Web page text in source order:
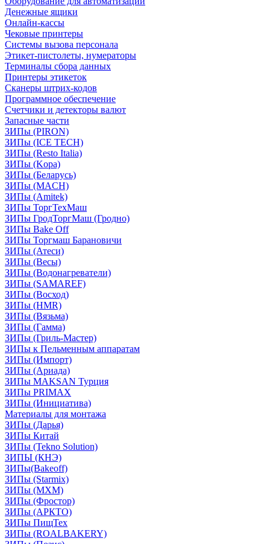
Денежные ящики
Онлайн-кассы
Чековые принтеры
Системы вызова персонала
Этикет-пистолеты, нумераторы
Терминалы сбора данных
Принтеры этикеток
Сканеры штрих-кодов
Программное обеспечение
Счетчики и детекторы валют
Запасные части
ЗИПы (PIRON)
ЗИПы (ICE TECH)
ЗИПы (Resto Italia)
ЗИПы (Kopa)
ЗИПы (Беларусь)
ЗИПы (MACH)
ЗИПы (Amitek)
ЗИПы ТоргТехМаш
ЗИПы ГродТоргМаш (Гродно)
ЗИПы Bake Off
ЗИПы Торгмаш Барановичи
ЗИПы (Атеси)
ЗИПы (Весы)
ЗИПы (Водонагреватели)
ЗИПы (SAMAREF)
ЗИПы (Восход)
ЗИПы (HMR)
ЗИПы (Вязьма)
ЗИПы (Гамма)
ЗИПы (Гриль-Мастер)
ЗИПы к Пельменным аппаратам
ЗИПы (Импорт)
ЗИПы (Ариада)
ЗИПы MAKSAN Турция
ЗИПы PRIMAX
ЗИПы (Инициатива)
Материалы для монтажа
ЗИПы (Дарья)
ЗИПы Китай
ЗИПы (Tekno Solution)
ЗИПЫ (КНЭ)
ЗИПы(Bakeoff)
ЗИПы (Starmix)
ЗИПы (МХМ)
ЗИПы (Фростор)
ЗИПы (АРКТО)
ЗИПы ПищТех
ЗИПы (ROALBAKERY)